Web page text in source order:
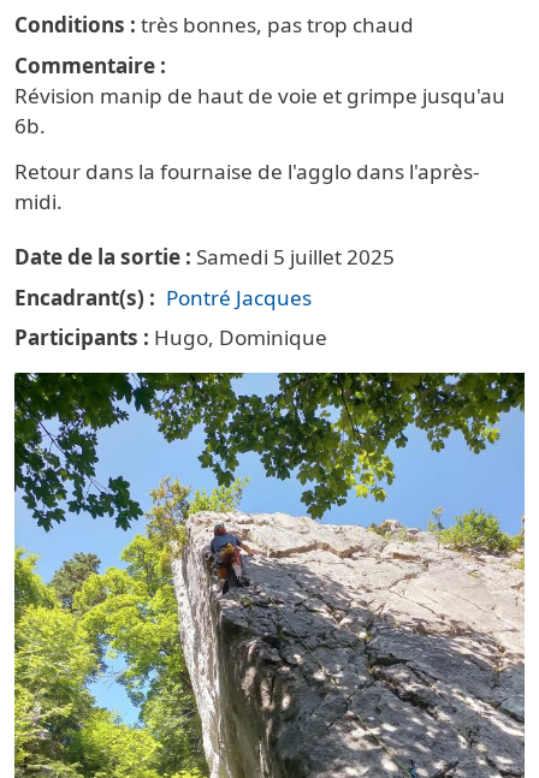
Conditions
très bonnes, pas trop chaud
Commentaire
Révision manip de haut de voie et grimpe jusqu'au
6b.
Retour dans la fournaise de l'agglo dans l'après-
midi.
Date de la sortie
Samedi 5 juillet 2025
Encadrant(s)
Pontré Jacques
Participants
Hugo, Dominique
Vignette principale Escalade